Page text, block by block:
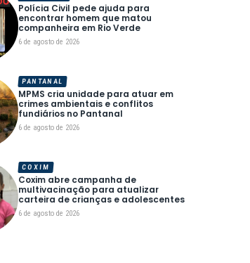
Polícia Civil pede ajuda para
encontrar homem que matou
companheira em Rio Verde
6 de agosto de 2026
MPMS cria unidade para atuar em
crimes ambientais e conflitos
fundiários no Pantanal
6 de agosto de 2026
PANTANAL
Coxim abre campanha de
multivacinação para atualizar
carteira de crianças e adolescentes
6 de agosto de 2026
COXIM